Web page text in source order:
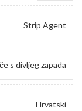
Strip Agent
s divljeg zapada
Hrvatski